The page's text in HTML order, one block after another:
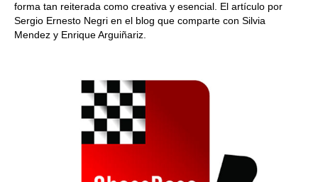
forma tan reiterada como creativa y esencial. El artículo por
Sergio Ernesto Negri en el blog que comparte con Silvia
Mendez y Enrique Arguiñariz.